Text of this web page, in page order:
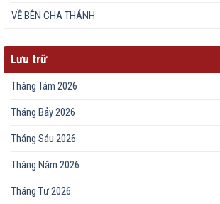
VỀ BÊN CHA THÁNH
Lưu trữ
Tháng Tám 2026
Tháng Bảy 2026
Tháng Sáu 2026
Tháng Năm 2026
Tháng Tư 2026